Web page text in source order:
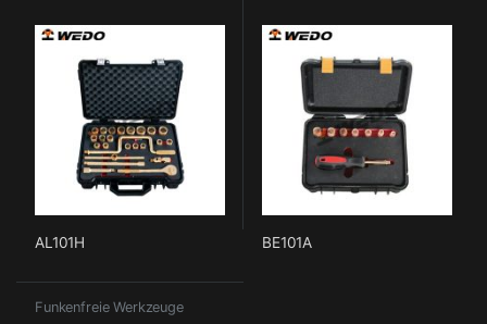
AL101H BE101A
Funkenfreie Werkzeuge